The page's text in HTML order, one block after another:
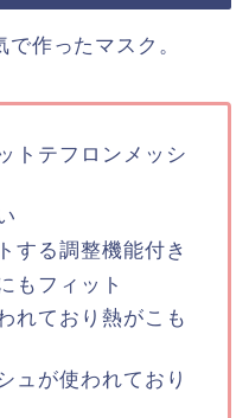
作ったマスク。
トテフロンメッシ
する調整機能付き
もフィット
れており熱がこも
ュが使われており